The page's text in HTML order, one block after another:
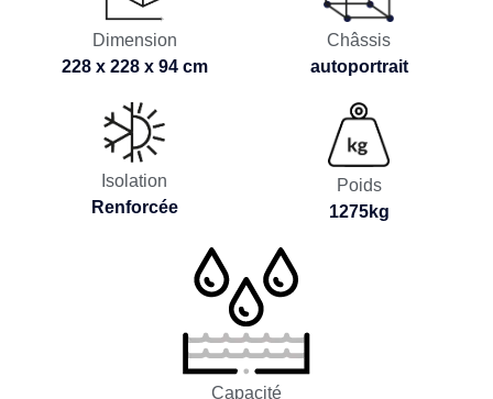
Dimension
228 x 228 x 94 cm
Châssis
autoportrait
Isolation
Renforcée
Poids
1275kg
Capacité